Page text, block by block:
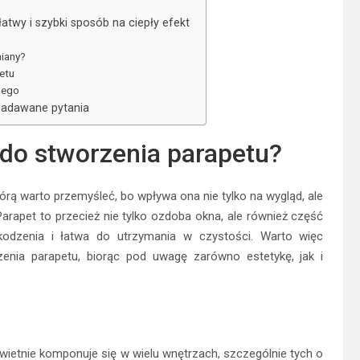
i szybki sposób na ciepły efekt
pytania
stworzenia parapetu?
warto przemyśleć, bo wpływa ona nie tylko na wygląd, ale
to przecież nie tylko ozdoba okna, ale również część
i łatwa do utrzymania w czystości. Warto więc
parapetu, biorąc pod uwagę zarówno estetykę, jak i
komponuje się w wielu wnętrzach, szczególnie tych o